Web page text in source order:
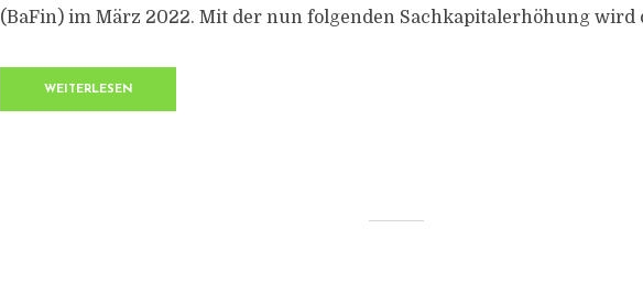
(BaFin) im März 2022. Mit der nun folgenden Sachkapitalerhöhung wird
WEITERLESEN